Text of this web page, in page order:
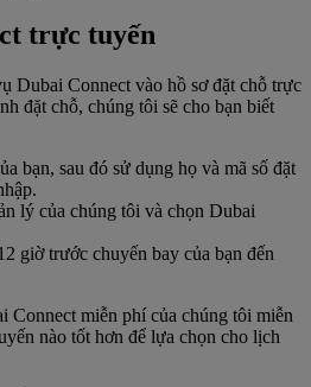
trực tuyến
Dubai Connect vào hồ sơ đặt chỗ trực
đặt chỗ, chúng tôi sẽ cho bạn biết
bạn, sau đó sử dụng họ và mã số đặt
lý của chúng tôi và chọn Dubai
giờ trước chuyến bay của bạn đến
Connect miễn phí của chúng tôi miễn
nào tốt hơn để lựa chọn cho lịch